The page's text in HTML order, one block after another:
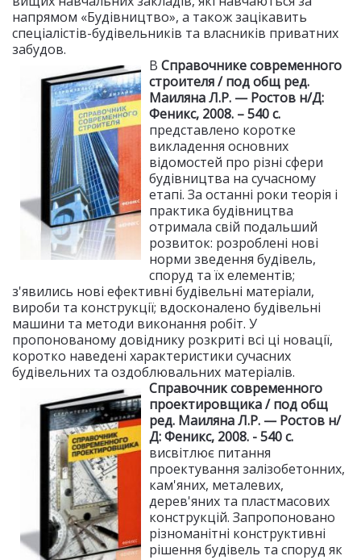
напрямом «Будівництво», а також зацікавить
спеціалістів-будівельників та власників приватних
забудов.
В Справочнике современного
строителя / под общ ред.
Маиляна Л.Р. — Ростов н/Д:
Феникс, 2008. – 540 с.
представлено коротке
викладення основних
відомостей про різні сфери
будівництва на сучасному
етапі. За останні роки теорія і
практика будівництва
отримала свій подальший
розвиток: розроблені нові
норми зведення будівель,
споруд та їх елементів;
з'явились нові ефективні будівельні матеріали,
вироби та конструкції; вдосконалено будівельні
машини та методи виконання робіт. У
пропонованому довіднику розкриті всі ці новації,
коротко наведені характеристики сучасних
будівельних та оздоблювальних матеріалів.
Справочник современного
проектировщика / под общ
ред. Маиляна Л.Р. — Ростов н/
Д: Феникс, 2008. - 540 с.
висвітлює питання
проектування залізобетонних,
кам'яних, металевих,
дерев'яних та пластмасових
конструкцій. Запропоновано
різноманітні конструктивні
рішення будівель та споруд як